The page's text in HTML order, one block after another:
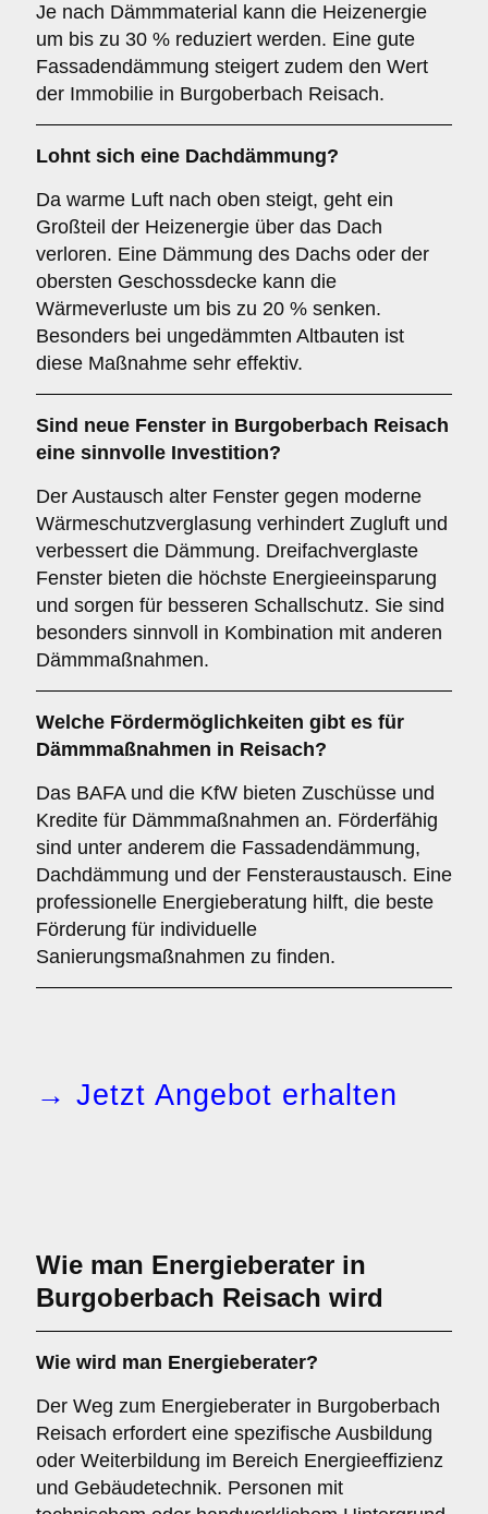
Je nach Dämmmaterial kann die Heizenergie
um bis zu 30 % reduziert werden. Eine gute
Fassadendämmung steigert zudem den Wert
der Immobilie in Burgoberbach Reisach.
Lohnt sich eine Dachdämmung?
Da warme Luft nach oben steigt, geht ein
Großteil der Heizenergie über das Dach
verloren. Eine Dämmung des Dachs oder der
obersten Geschossdecke kann die
Wärmeverluste um bis zu 20 % senken.
Besonders bei ungedämmten Altbauten ist
diese Maßnahme sehr effektiv.
Sind neue Fenster in Burgoberbach Reisach
eine sinnvolle Investition?
Der Austausch alter Fenster gegen moderne
Wärmeschutzverglasung verhindert Zugluft und
verbessert die Dämmung. Dreifachverglaste
Fenster bieten die höchste Energieeinsparung
und sorgen für besseren Schallschutz. Sie sind
besonders sinnvoll in Kombination mit anderen
Dämmmaßnahmen.
Welche Fördermöglichkeiten gibt es für
Dämmmaßnahmen in Reisach?
Das BAFA und die KfW bieten Zuschüsse und
Kredite für Dämmmaßnahmen an. Förderfähig
sind unter anderem die Fassadendämmung,
Dachdämmung und der Fensteraustausch. Eine
professionelle Energieberatung hilft, die beste
Förderung für individuelle
Sanierungsmaßnahmen zu finden.
→ Jetzt Angebot erhalten
Wie man Energieberater in
Burgoberbach Reisach wird
Wie wird man Energieberater?
Der Weg zum Energieberater in Burgoberbach
Reisach erfordert eine spezifische Ausbildung
oder Weiterbildung im Bereich Energieeffizienz
und Gebäudetechnik. Personen mit